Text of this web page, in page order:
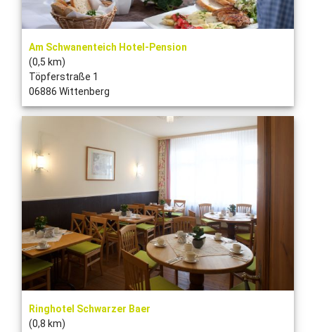
Am Schwanenteich Hotel-Pension
(0,5 km)
Töpferstraße 1
06886 Wittenberg
Ringhotel Schwarzer Baer
(0,8 km)